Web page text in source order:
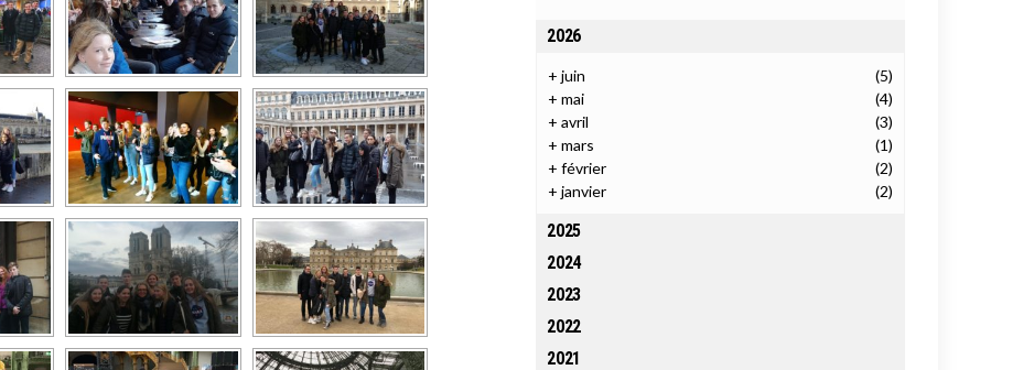
2026
+juin
(5)
+mai
(4)
+avril
(3)
+mars
(1)
+février
(2)
+janvier (2)
2025
2024
2023
2022
2021